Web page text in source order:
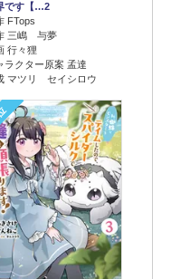
です【…2
FTops
三嶋 与夢
行々狸
ラクター原案 孟達
マツリ セイシロウ